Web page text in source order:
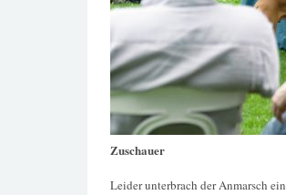
Zuschauer
Leider unterbrach der Anmarsch